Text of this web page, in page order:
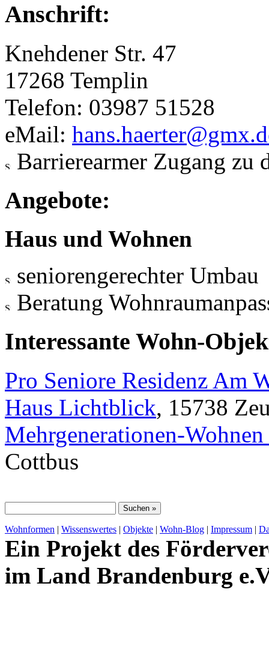
Anschrift:
Knehdener Str. 47
17268 Templin
Telefon: 03987 51528
eMail:
Barrierearmer Zugang zu
Angebote:
Haus und Wohnen
seniorengerechter Umbau
Beratung
Interessante Wohn-
Pro Seniore Residenz Am
Haus Lichtblick, 15738
Mehrgenerationen-
Cottbus
Wohnformen | Wissenswertes | Objekte | Wohn-Blog | Impressum |
Ein Projekt des
im Land Brandenburg